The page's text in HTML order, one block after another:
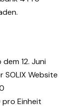
12. Juni
SOLIX Website
pro Einheit